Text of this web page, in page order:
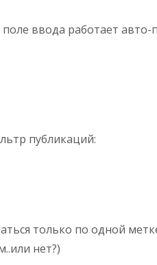
ввода работает
публикаций:
только по одной
нет?)